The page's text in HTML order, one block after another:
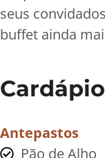
seus
buffet ainda
Cardápio
Antepastos
Pão de Alho